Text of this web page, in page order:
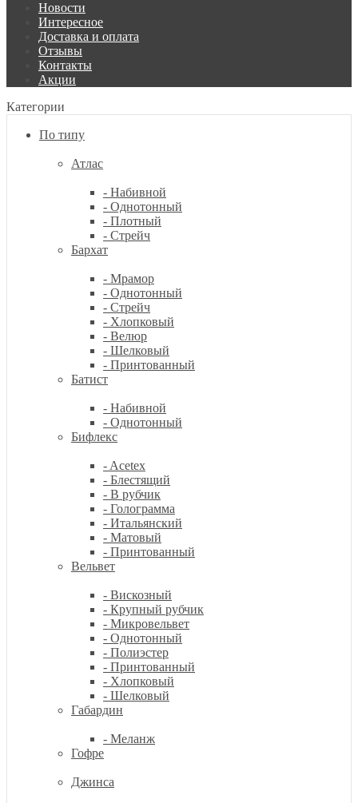
Новости
Интересное
Доставка и оплата
Отзывы
Контакты
Акции
Категории
По типу
Атлас
- Набивной
- Однотонный
- Плотный
- Стрейч
Бархат
- Мрамор
- Однотонный
- Стрейч
- Хлопковый
- Велюр
- Шелковый
- Принтованный
Батист
- Набивной
- Однотонный
Бифлекс
- Acetex
- Блестящий
- В рубчик
- Голограмма
- Итальянский
- Матовый
- Принтованный
Вельвет
- Вискозный
- Крупный рубчик
- Микровельвет
- Однотонный
- Полиэстер
- Принтованный
- Хлопковый
- Шелковый
Габардин
- Меланж
Гофре
Джинса